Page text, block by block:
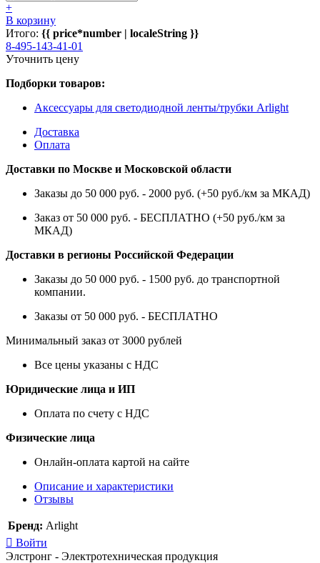
+
В корзину
Итого: {{ price*number | localeString }}
8-495-143-41-01
Уточнить цену
Подборки товаров:
Аксессуары для светодиодной ленты/трубки Arlight
Доставка
Оплата
Доставки по Москве и Московской области
Заказы до 50 000 руб. - 2000 руб. (+50 руб./км за МКАД)
Заказ от 50 000 руб. - БЕСПЛАТНО (+50 руб./км за
МКАД)
Доставки в регионы Российской Федерации
Заказы до 50 000 руб. - 1500 руб. до транспортной
компании.
Заказы от 50 000 руб. - БЕСПЛАТНО
Минимальный заказ от 3000 рублей
Все цены указаны с НДС
Юридические лица и ИП
Оплата по счету с НДС
Физические лица
Онлайн-оплата картой на сайте
Описание и характеристики
Отзывы
Бренд: Arlight
Войти
Элстронг - Электротехническая продукция